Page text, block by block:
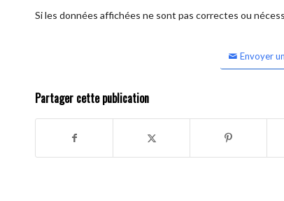
Si les données affichées ne sont pas correctes ou
Envoyer
Partager cette publication